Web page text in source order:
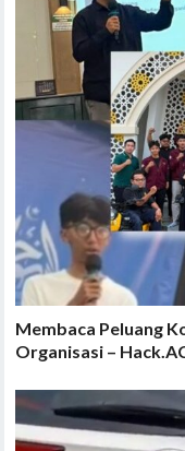
Membaca Peluang
Organisasi –